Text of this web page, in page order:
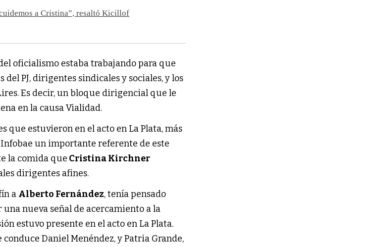
a Cristina”, resaltó Kicillof
oficialismo estaba trabajando para que
PJ, dirigentes sindicales y sociales, y los
Es decir, un bloque dirigencial que le
en la causa Vialidad.
que estuvieron en el acto en La Plata, más
un importante referente de este
la comida que Cristina Kirchner
dirigentes afines.
a Alberto Fernández, tenía pensado
nueva señal de acercamiento a la
estuvo presente en el acto en La Plata.
Daniel Menéndez, y Patria Grande,